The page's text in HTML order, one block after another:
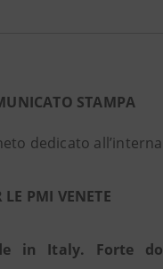
STAMPA
dedicato
PMI VENETE
in Italy. Forte